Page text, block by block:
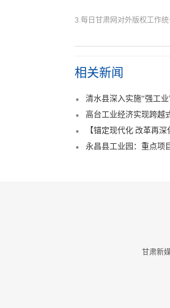
3.每日甘肃网对外版权工作
相关新闻
清水县深入实施“强工
高台工业经济实现跨越
【锚定现代化 改革再
永昌县工业园：重点项
甘肃新